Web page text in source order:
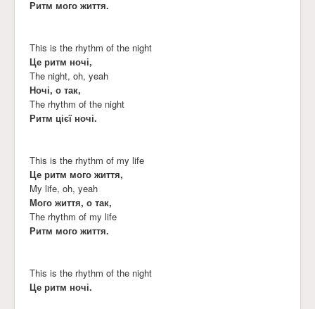
Ритм мого життя.
This is the rhythm of the night
Це ритм ночі,
The night, oh, yeah
Ночі, о так,
The rhythm of the night
Ритм цієї ночі.
This is the rhythm of my life
Це ритм мого життя,
My life, oh, yeah
Мого життя, о так,
The rhythm of my life
Ритм мого життя.
This is the rhythm of the night
Це ритм ночі.